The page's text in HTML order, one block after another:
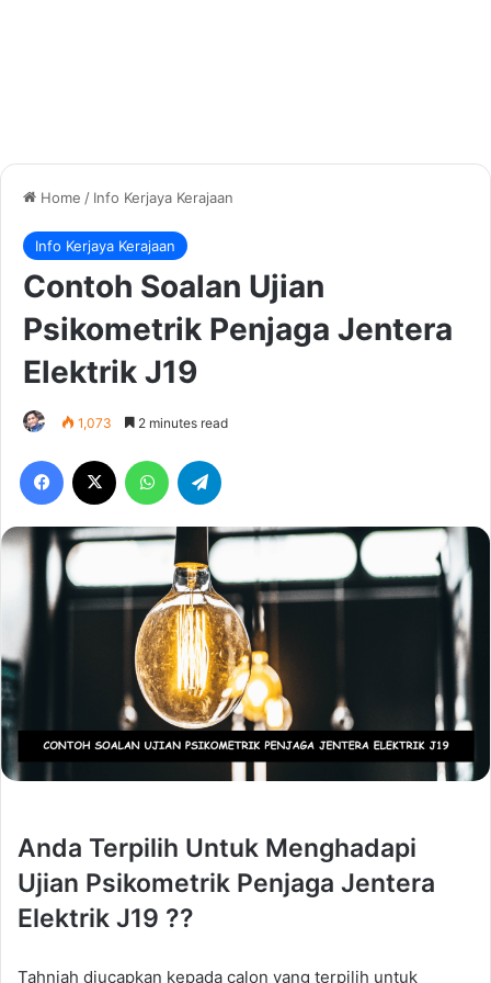
Home / Info Kerjaya Kerajaan
Info Kerjaya Kerajaan
Contoh Soalan Ujian
Psikometrik Penjaga Jentera
Elektrik J19
1,073 2 minutes read
Facebook WhatsApp
Anda Terpilih Untuk Menghadapi
Ujian Psikometrik Penjaga Jentera
Elektrik J19 ??
Tahniah diucapkan kepada calon yang terpilih untuk